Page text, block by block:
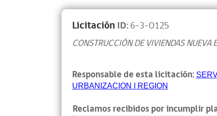
Licitación ID:6-3-O125
CONSTRUCCIÓN DE VIVIENDAS NUEVA
Responsable de esta licitación:
URBANIZACION I REGION
Reclamos recibidos por incumplir